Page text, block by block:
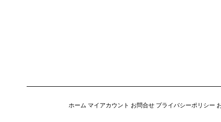
ホーム マイアカウント お問合せ プライバシーポリシー